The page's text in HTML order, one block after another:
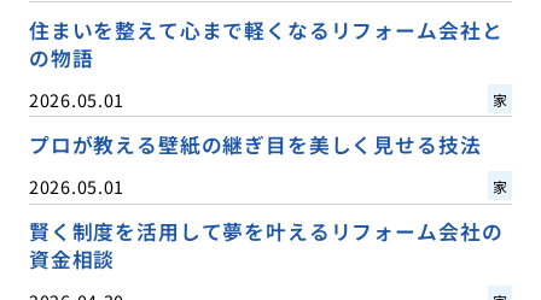
住まいを整えて心まで軽くなるリフォーム会社と
の物語
2026.05.01 家
プロが教える壁紙の継ぎ目を美しく見せる技法
2026.05.01 家
賢く制度を活用して夢を叶えるリフォーム会社の
資金相談